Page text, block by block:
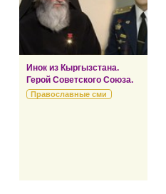
Инок из Кыргызстана.
Герой Советского Союза.
Православные сми